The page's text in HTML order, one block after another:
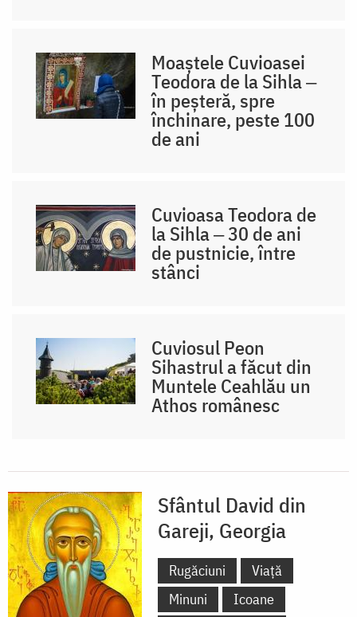
Moaștele Cuvioasei
Teodora de la Sihla ‒
în peșteră, spre
închinare, peste 100
de ani
Cuvioasa Teodora de
la Sihla ‒ 30 de ani
de pustnicie, între
stânci
Cuviosul Peon
Sihastrul a făcut din
Muntele Ceahlău un
Athos românesc
Sfântul David din
Gareji, Georgia
Rugăciuni
Viață
Minuni
Icoane